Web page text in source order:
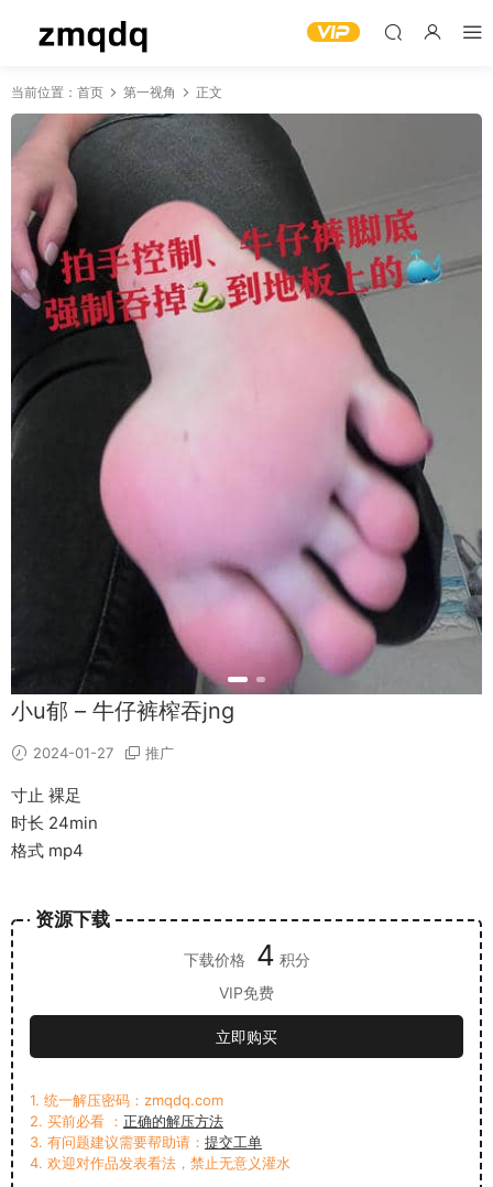
当前位置： 首页 第一视角 正文
小u郁 – 牛仔裤榨吞jng
2024-01-27 推广
寸止 裸足
时长 24min
格式 mp4
资源下载
下载价格 4 积分
VIP免费
立即购买
1. 统一解压密码：zmqdq.com
2. 买前必看 ： 正确的解压方法
3. 有问题建议需要帮助请： 提交工单
4. 欢迎对作品发表看法，禁止无意义灌水